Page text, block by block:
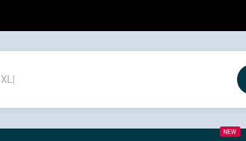
NEW